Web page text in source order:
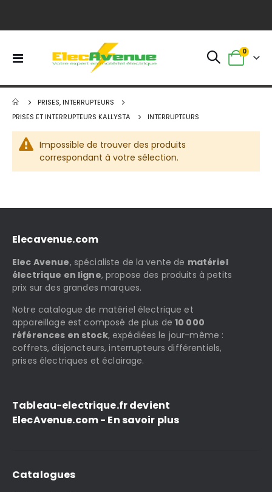
Basculer
Panier
0
PRISES, INTERRUPTEURS
PRISES ET INTERRUPTEURS KALLYSTA
INTERRUPTEURS
Impossible de trouver des produits
correspondant à votre sélection.
Elecavenue.com
Elec Avenue, spécialiste de la vente de matériel
électrique en ligne, propose des produits à petits
prix sur des grandes marques.
Notre catalogue de matériel électrique et
appareillage est composé de plus de10 000
références en stock, expédiées le jour-même :
coffrets, disjoncteurs, interrupteurs différentiels,
prises électriques et éclairage.
Tableau-electrique.fr devient
ElecAvenue.com - En savoir plus
Catalogues